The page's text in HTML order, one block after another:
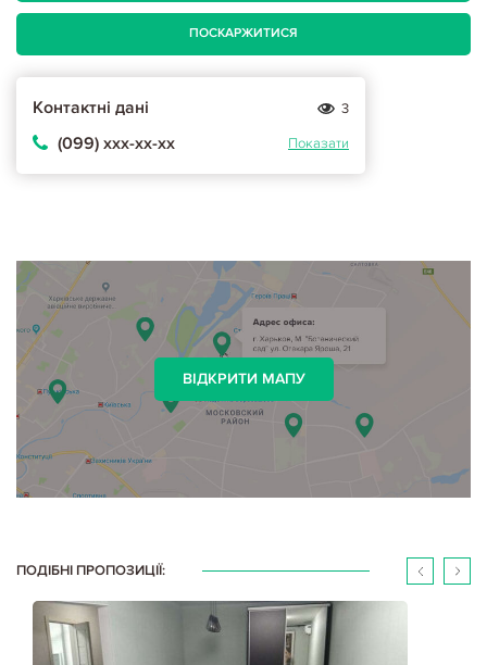
ПОСКАРЖИТИСЯ
Контактні дані 3
(099) ххх-хх-хх Показати
ВІДКРИТИ МАПУ
ПОДІБНІ ПРОПОЗИЦІЇ: